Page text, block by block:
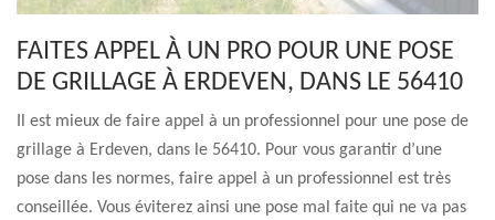
FAITES APPEL À UN PRO POUR UNE POSE
DE GRILLAGE À ERDEVEN, DANS LE 56410
Il est mieux de faire appel à un professionnel pour une pose de
grillage à Erdeven, dans le 56410. Pour vous garantir d’une
pose dans les normes, faire appel à un professionnel est très
conseillée. Vous éviterez ainsi une pose mal faite qui ne va pas